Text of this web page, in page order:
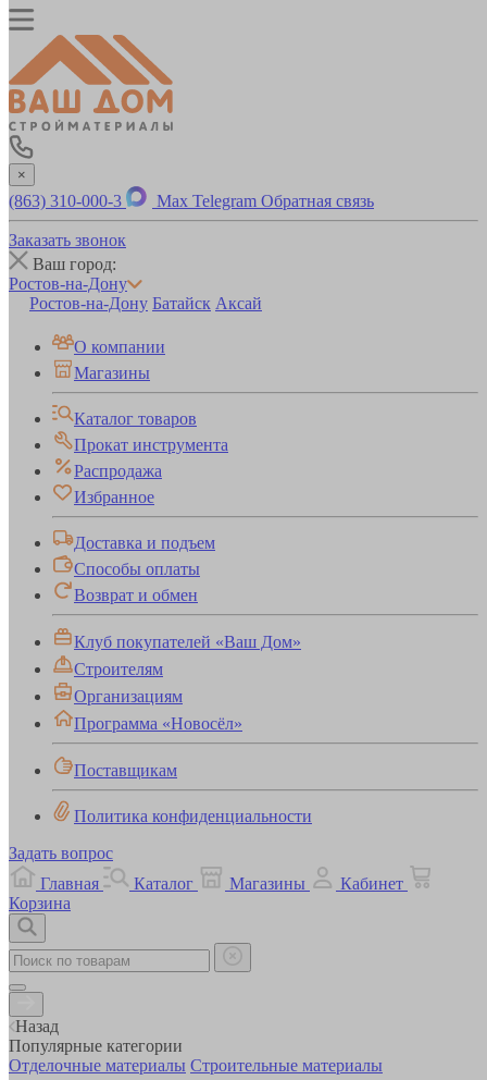
×
(863) 310-000-3 Max Telegram Обратная связь
Заказать звонок
Ваш город:
Ростов-на-Дону
Ростов-на-Дону Батайск Аксай
О компании
Магазины
Каталог товаров
Прокат инструмента
Распродажа
Избранное
Доставка и подъем
Способы оплаты
Возврат и обмен
Клуб покупателей «Ваш Дом»
Строителям
Организациям
Программа «Новосёл»
Поставщикам
Политика конфиденциальности
Задать вопрос
Главная
Каталог Магазины
Кабинет
Корзина
Назад
Популярные категории
Отделочные материалы Строительные материалы